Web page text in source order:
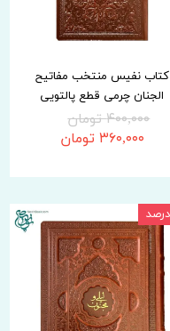
کتاب نفیس منتخب مفاتیح
الجنان چرمی قطع پالتویی
۴۰۰,۰۰۰ تومان
۳۶۰,۰۰۰ تومان